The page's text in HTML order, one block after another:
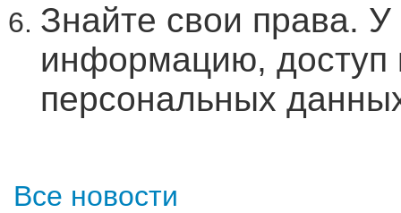
Знайте свои права.
информацию, доступ
персональных
Все новости